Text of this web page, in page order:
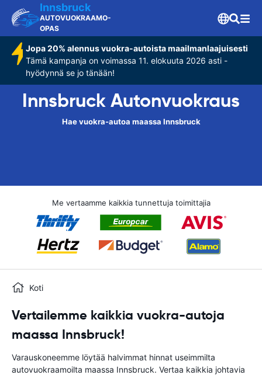
Innsbruck
AUTOVUOKRAAMO-
OPAS
Jopa 20% alennus vuokra-autoista maailmanlaajuisesti
Tämä kampanja on voimassa 11. elokuuta 2026 asti -
hyödynnä se jo tänään!
Innsbruck Autonvuokraus
Hae vuokra-autoa maassa Innsbruck
Me vertaamme kaikkia tunnettuja toimittajia
Koti
Vertailemme kaikkia vuokra-autoja
maassa Innsbruck!
Varauskoneemme löytää halvimmat hinnat useimmilta
autovuokraamoilta maassa Innsbruck. Vertaa kaikkia johtavia